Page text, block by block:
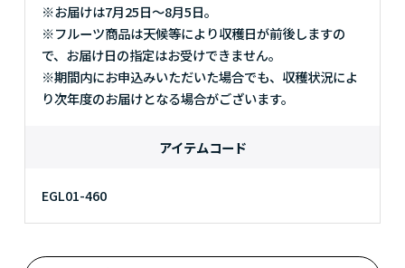
※お届けは7月25日～8月5日。
※フルーツ商品は天候等により収穫日が前後しますの
で、お届け日の指定はお受けできません。
※期間内にお申込みいただいた場合でも、収穫状況によ
り次年度のお届けとなる場合がございます。
アイテムコード
EGL01-460